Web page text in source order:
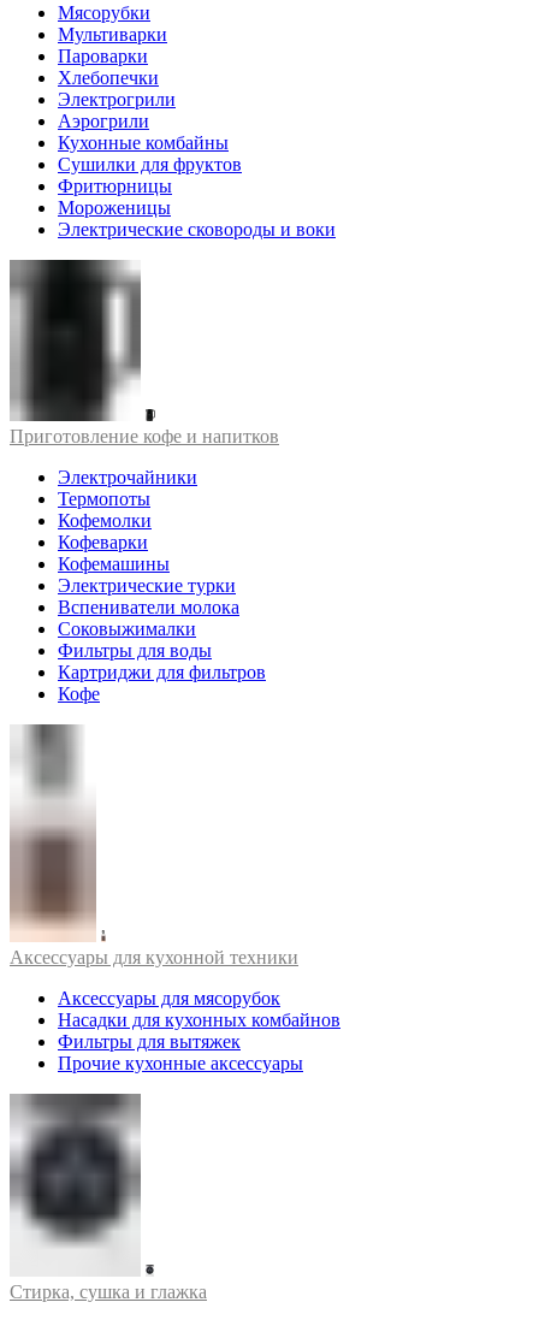
Мясорубки
Мультиварки
Пароварки
Хлебопечки
Электрогрили
Аэрогрили
Кухонные комбайны
Сушилки для фруктов
Фритюрницы
Мороженицы
Электрические сковороды и воки
Приготовление кофе и напитков
Электрочайники
Термопоты
Кофемолки
Кофеварки
Кофемашины
Электрические турки
Вспениватели молока
Соковыжималки
Фильтры для воды
Картриджи для фильтров
Кофе
Аксессуары для кухонной техники
Аксессуары для мясорубок
Насадки для кухонных комбайнов
Фильтры для вытяжек
Прочие кухонные аксессуары
Стирка, сушка и глажка